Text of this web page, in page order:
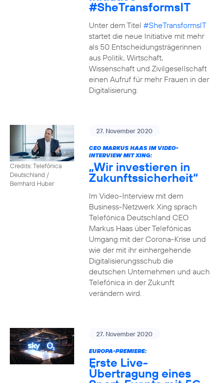
#SheTransformsIT
Unter dem Titel #SheTransformsIT
startet die neue Initiative mit mehr
als 50 Entscheidungsträgerinnen
aus Politik, Wirtschaft,
Wissenschaft und Zivilgesellschaft
einen Aufruf für mehr Frauen in der
Digitalisierung.
Credits: Telefónica
Deutschland /
Bernhard Huber
27. November 2020
CEO MARKUS HAAS IM VIDEO-
INTERVIEW MIT XING:
„Wir investieren in
Zukunftssicherheit“
Im Video-Interview mit dem
Business-Netzwerk Xing sprach
Telefónica Deutschland CEO
Markus Haas über Telefónicas
Umgang mit der Corona-Krise und
wie der mit ihr einhergehende
Digitalisierungsschub die
deutschen Unternehmen und auch
Telefónica in der Zukunft
verändern wird.
27. November 2020
EUROPA-PREMIERE:
Erste Live-
Übertragung eines